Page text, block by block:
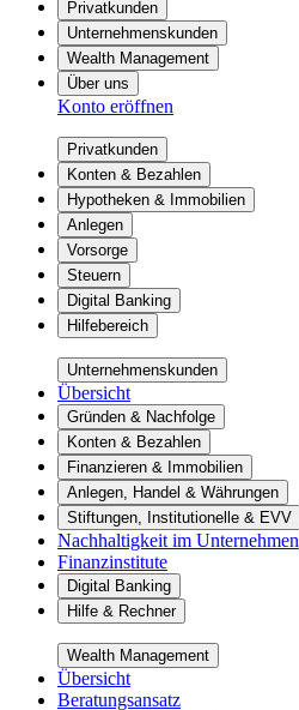
Privatkunden
Unternehmenskunden
Wealth Management
Über uns
Konto eröffnen
Privatkunden
Konten & Bezahlen
Hypotheken & Immobilien
Anlegen
Vorsorge
Steuern
Digital Banking
Hilfebereich
Unternehmenskunden
Übersicht
Gründen & Nachfolge
Konten & Bezahlen
Finanzieren & Immobilien
Anlegen, Handel & Währungen
Stiftungen, Institutionelle & EVV
Nachhaltigkeit im Unternehmen
Finanzinstitute
Digital Banking
Hilfe & Rechner
Wealth Management
Übersicht
Beratungsansatz